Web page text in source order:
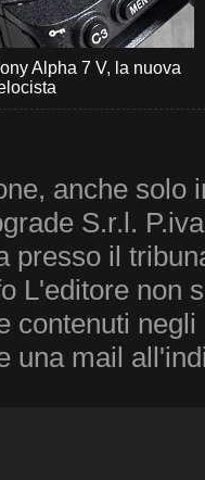
Alpha 7 V, la nuova
anche solo
S.r.l.
presso il
L'editore non
contenuti
una mail